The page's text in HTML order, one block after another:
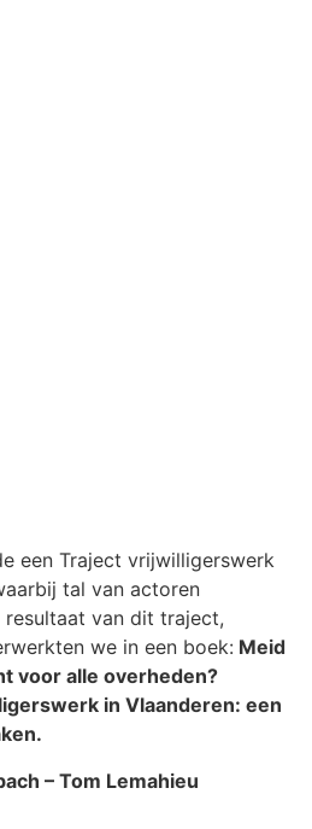
een Traject vrijwilligerswerk
tal van actoren
van dit traject,
we in een boek: Meid
voor alle overheden?
in Vlaanderen: een
– Tom Lemahieu